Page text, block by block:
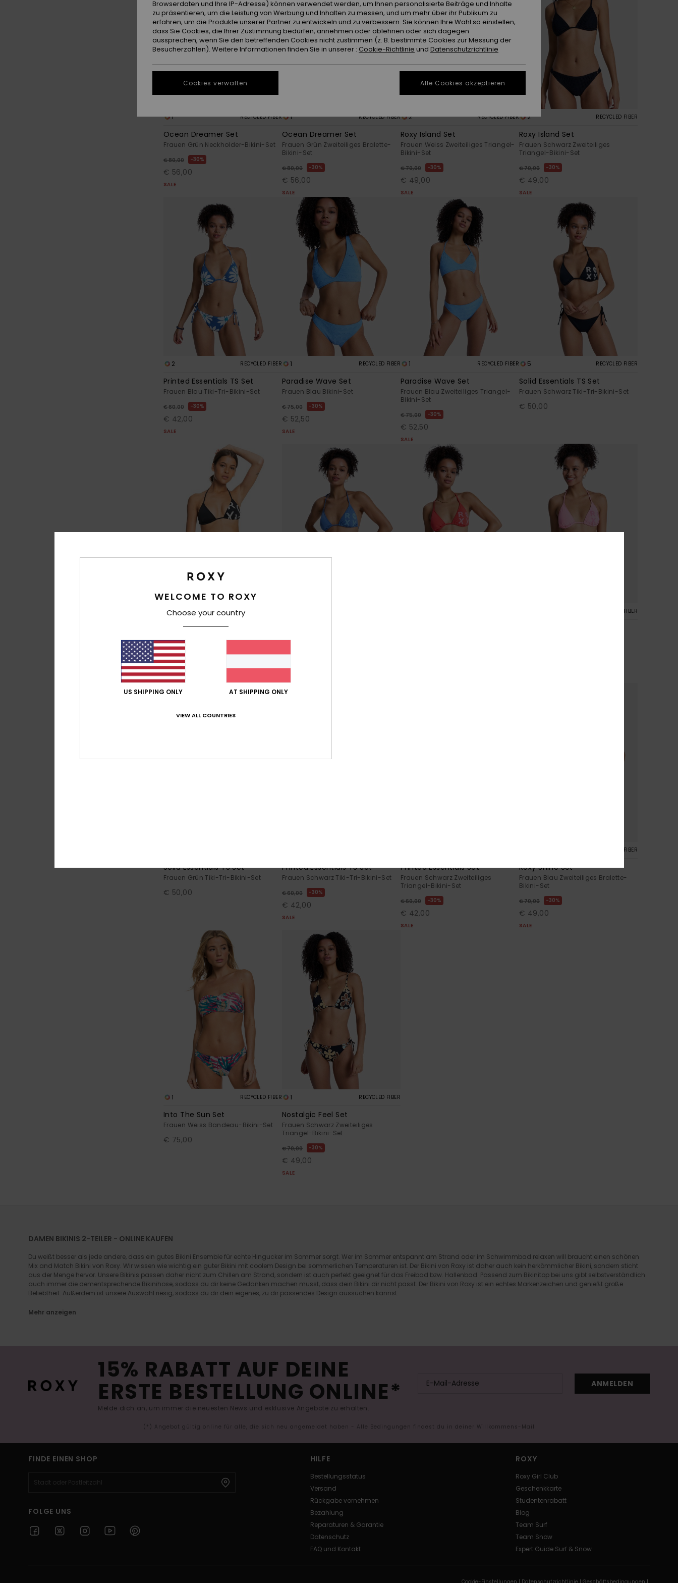
1 RECYCLED FIBER
Ocean Dreamer Set
Frauen Grün Neckholder-Bikini-Set
€ 80,00 30%
€ 56,00
SALE
1 RECYCLED FIBER
Ocean Dreamer Set
Frauen Grün Zweiteiliges Bralette-
Bikini-Set
€ 80,00 30%
€ 56,00
SALE
2 RECYCLED FIBER
Roxy Island Set
Frauen Weiss Zweiteiliges Triangel-
Bikini-Set
€ 70,00 30%
€ 49,00
SALE
2 RECYCLED FIBER
Roxy Island Set
Frauen Schwarz Zweiteiliges
Triangel-Bikini-Set
€ 70,00 30%
€ 49,00
SALE
2 RECYCLED FIBER
Printed Essentials TS Set
Frauen Blau Tiki-Tri-Bikini-Set
€ 60,00 30%
€ 42,00
SALE
1 RECYCLED FIBER
Paradise Wave Set
Frauen Blau Bikini-Set
€ 75,00 30%
€ 52,50
SALE
1 RECYCLED FIBER
Paradise Wave Set
Frauen Blau Zweiteiliges Triangel-
Bikini-Set
€ 75,00 30%
€ 52,50
SALE
5 RECYCLED FIBER
Solid Essentials TS Set
Frauen Schwarz Tiki-Tri-Bikini-Set
€ 50,00
1
Beach Classics TS Set
Frauen Schwarz Triangle-Bikini-Set
€ 50,00
Frauen Blau Tiki-Tri-Bikini-Set
€ 50,00
€ 35,00
RECYCLED FIBER
Solid Essentials TS Set
Frauen Grün Tiki-Tri-Bikini-Set
€ 50,00
Printed Essentials TS Set
Frauen Schwarz Tiki-Tri-Bikini-Set
€ 60,00 30%
€ 42,00
SALE
Printed Essentials Set
Frauen Schwarz Zweiteiliges
Triangel-Bikini-Set
€ 60,00 30%
€ 42,00
SALE
RECYCLED FIBER
Roxy Shine Set
Frauen Blau Zweiteiliges Bralette-
Bikini-Set
€ 70,00 30%
€ 49,00
SALE
1 RECYCLED FIBER
Into The Sun Set
Frauen Weiss Bandeau-Bikini-Set
€ 75,00
1 RECYCLED FIBER
Nostalgic Feel Set
Frauen Schwarz Zweiteiliges
Triangel-Bikini-Set
€ 70,00 30%
€ 49,00
SALE
DAMEN BIKINIS 2-TEILER - ONLINE KAUFEN
Du weißt besser als jede andere, dass ein gutes Bikini Ensemble für echte Hingucker im Sommer sorgt. Wer im Sommer entspannt am Strand oder im Schwimmbad relaxen will braucht einen schönen
Mix and Match Bikini von Roxy. Wir wissen wie wichtig ein guter Bikini mit coolem Design bei sommerlichen Temperaturen ist. Der Bikini von Roxy ist daher auch kein herkömmlicher Bikini, sondern sticht
aus der Menge hervor. Unsere Bikinis passen daher nicht zum Chillen am Strand, sondern ist auch perfekt geeignet für das Freibad bzw. Hallenbad. Passend zum Bikinitop bei uns gibt selbstverständlich
auch immer die dementsprechende Bikinihose, sodass du dir keine Gedanken machen musst, dass dein Bikini dir nicht passt. Der Bikini von Roxy ist ein echtes Markenzeichen und genießt große
Beliebtheit. Außerdem ist unsere Auswahl riesig, sodass du dir dein eigenes, zu dir passendes Design aussuchen kannst.
Mehr anzeigen
15% RABATT AUF DEINE
ERSTE BESTELLUNG ONLINE*
Melde dich an, um immer die neuesten News und exklusive Angebote zu erhalten.
ANMELDEN
(*) Angebot gültig online für alle, die sich neu angemeldet haben - Alle Bedingungen findest du in deiner Willkommens-Mail
FINDE EINEN SHOP
FOLGE UNS
HILFE
Bestellungsstatus
Versand
Rückgabe vornehmen
Bezahlung
Reparaturen & Garantie
Datenschutz
FAQ und Kontakt
ROXY
Roxy Girl Club
Geschenkkarte
Studentenrabatt
Blog
Team Surf
Team Snow
Expert Guide Surf & Snow
WELCOME TO ROXY
Choose your country
US SHIPPING ONLY AT SHIPPING ONLY
VIEW ALL COUNTRIES
Browserdaten und Ihre IP-Adresse) können verwendet werden, um Ihnen personalisierte Beiträge und Inhalte
zu präsentieren, um die Leistung von Werbung und Inhalten zu messen, und um mehr über ihr Publikum zu
erfahren, um die Produkte unserer Partner zu entwickeln und zu verbessern. Sie können Ihre Wahl so einstellen,
dass Sie Cookies, die Ihrer Zustimmung bedürfen, annehmen oder ablehnen oder sich dagegen
aussprechen, wenn Sie den betreffenden Cookies nicht zustimmen (z. B. bestimmte Cookies zur Messung der
Besucherzahlen). Weitere Informationen finden Sie in unserer : Cookie-Richtlinie und Datenschutzrichtlinie
Cookies verwalten Alle Cookies akzeptieren